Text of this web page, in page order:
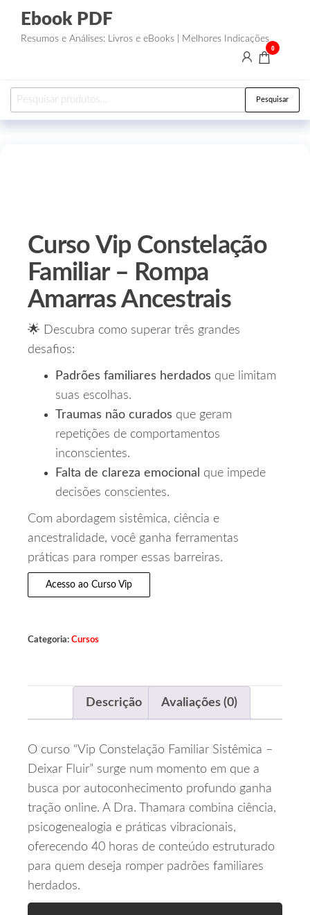
Ebook PDF
Resumos e Análises: Livros e eBooks | Melhores Indicações
0
Pesquisar
Curso Vip Constelação
Familiar – Rompa
Amarras Ancestrais
🌟 Descubra como superar três grandes
desafios:
Padrões familiares herdados que limitam
suas escolhas.
Traumas não curados que geram
repetições de comportamentos
inconscientes.
Falta de clareza emocional
que impede
decisões conscientes.
Com abordagem sistêmica, ciência e
ancestralidade, você ganha ferramentas
práticas para romper essas barreiras.
Acesso ao Curso Vip
Categoria: Cursos
Descrição Avaliações (0)
O curso “Vip Constelação Familiar Sistêmica –
Deixar Fluir” surge num momento em que a
busca por autoconhecimento profundo ganha
tração online. A Dra. Thamara combina ciência,
psicogenealogia e práticas vibracionais,
oferecendo 40 horas de conteúdo estruturado
para quem deseja romper padrões familiares
herdados.